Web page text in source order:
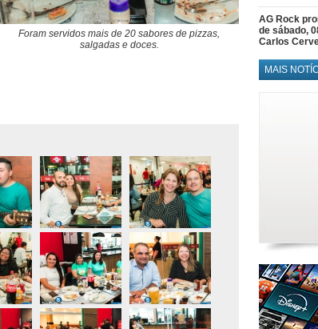
Foram servidos mais de 20 sabores de pizzas,
salgadas e doces.
AG Rock
de sábado,
Carlos
MAIS